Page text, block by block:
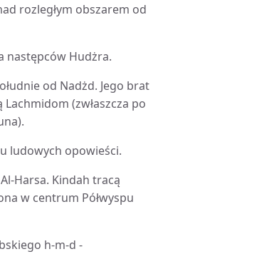
rozległym obszarem od
następców Hudżra.
od Nadżd. Jego brat
(zwłaszcza po
ludowych opowieści.
Harsa. Kindah tracą
w centrum Półwyspu
h-m-d -